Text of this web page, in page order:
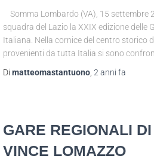
Somma Lombardo (VA), 15 settembre
squadra del Lazio la XXIX edizione delle
Italiana. Nella cornice del centro storico
provenienti da tutta Italia si sono
Di matteomastantuono, 2 anni fa
GARE REGIONALI
VINCE LOMAZZO